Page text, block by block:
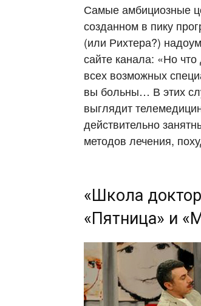
Самые амбициозные
созданном в пику
(или Рихтера?)
сайте канала: «Но
всех возможных
вы больны… В этих
выглядит
действительно
методов лечения,
«Школа
«Пятница» и